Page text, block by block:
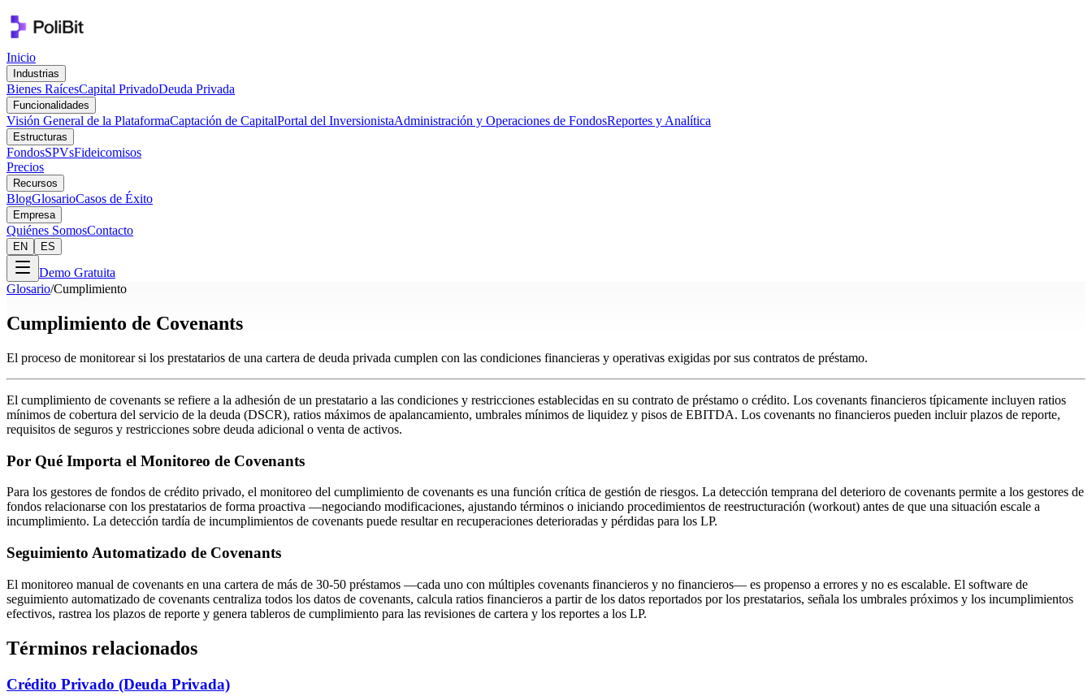
Inicio
Industrias
Bienes RaícesCapital PrivadoDeuda Privada
Funcionalidades
Visión General de la PlataformaCaptación de CapitalPortal del InversionistaAdministración y Operaciones de FondosReportes y Analítica
Estructuras
FondosSPVsFideicomisos
Precios
Recursos
BlogGlosarioCasos de Éxito
Empresa
Quiénes SomosContacto
EN ES
Demo Gratuita
Glosario/Cumplimiento
Cumplimiento de Covenants
El proceso de monitorear si los prestatarios de una cartera de deuda privada cumplen con las condiciones financieras y operativas exigidas por sus contratos de préstamo.
El cumplimiento de covenants se refiere a la adhesión de un prestatario a las condiciones y restricciones establecidas en su contrato de préstamo o crédito. Los covenants financieros típicamente incluyen ratios
mínimos de cobertura del servicio de la deuda (DSCR), ratios máximos de apalancamiento, umbrales mínimos de liquidez y pisos de EBITDA. Los covenants no financieros pueden incluir plazos de reporte,
requisitos de seguros y restricciones sobre deuda adicional o venta de activos.
Por Qué Importa el Monitoreo de Covenants
Para los gestores de fondos de crédito privado, el monitoreo del cumplimiento de covenants es una función crítica de gestión de riesgos. La detección temprana del deterioro de covenants permite a los gestores de
fondos relacionarse con los prestatarios de forma proactiva —negociando modificaciones, ajustando términos o iniciando procedimientos de reestructuración (workout) antes de que una situación escale a
incumplimiento. La detección tardía de incumplimientos de covenants puede resultar en recuperaciones deterioradas y pérdidas para los LP.
Seguimiento Automatizado de Covenants
El monitoreo manual de covenants en una cartera de más de 30-50 préstamos —cada uno con múltiples covenants financieros y no financieros— es propenso a errores y no es escalable. El software de
seguimiento automatizado de covenants centraliza todos los datos de covenants, calcula ratios financieros a partir de los datos reportados por los prestatarios, señala los umbrales próximos y los incumplimientos
efectivos, rastrea los plazos de reporte y genera tableros de cumplimiento para las revisiones de cartera y los reportes a los LP.
Términos relacionados
Crédito Privado (Deuda Privada)